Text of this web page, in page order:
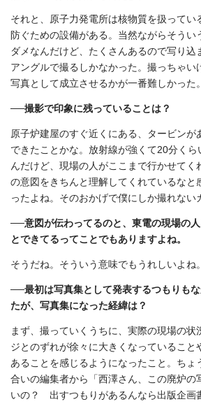
それと、原子力発電所は核物質を扱ってい
防ぐための設備がある。当然ながらそうい
ダメなんだけど、たくさんあるので写り込
アングルで撮るしかなかった。撮っちゃい
写真として成立させるかが一番難しかった。
──撮影で印象に残っていることは？
原子炉建屋のすぐ近くにある、タービンが
できたことかな。放射線が強くて20分くら
んだけど、現場の人がここまで行かせてく
の意図をきちんと理解してくれているなと
ったよね。そのおかげで僕にしか撮れない
──意図が伝わってるのと、東電の現場の
とできてるってことでもありますよね。
そうだね。そういう意味でもうれしいよね。
──最初は写真集として発表するつもりも
たが、写真集になった経緯は？
まず、撮っていくうちに、実際の現場の状
ジとのずれが徐々に大きくなっていること
あることを感じるようになったこと。ちょ
合いの編集者から「西澤さん、この廃炉の
いの？ 出すつもりがあるんなら出版企画